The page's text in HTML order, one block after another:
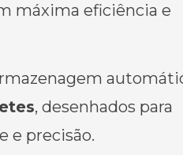
máxima eficiência e
, desenhados para
e precisão.